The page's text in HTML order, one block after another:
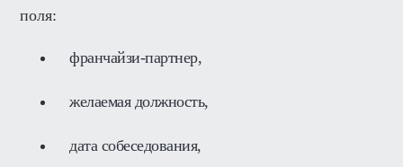
поля:
франчайзи-партнер,
желаемая должность,
дата собеседования,